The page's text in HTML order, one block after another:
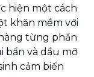
hiện một cách
khăn mềm với
từng phần
bẩn và dầu mỡ
cảm biến